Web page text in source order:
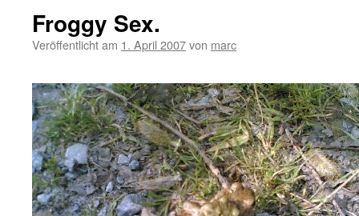
Froggy Sex.
Veröffentlicht am 1. April 2007von marc